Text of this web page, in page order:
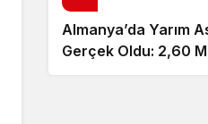
Almanya’da Yarım
Gerçek Oldu: 2,60